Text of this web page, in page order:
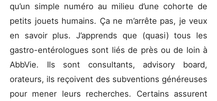
qu’un simple numéro au milieu d’une cohorte de
petits jouets humains. Ça ne m’arrête pas, je veux
en savoir plus. J’apprends que (quasi) tous les
gastro-entérologues sont liés de près ou de loin à
AbbVie. Ils sont consultants, advisory board,
orateurs, ils reçoivent des subventions généreuses
pour mener leurs recherches. Certains assurent